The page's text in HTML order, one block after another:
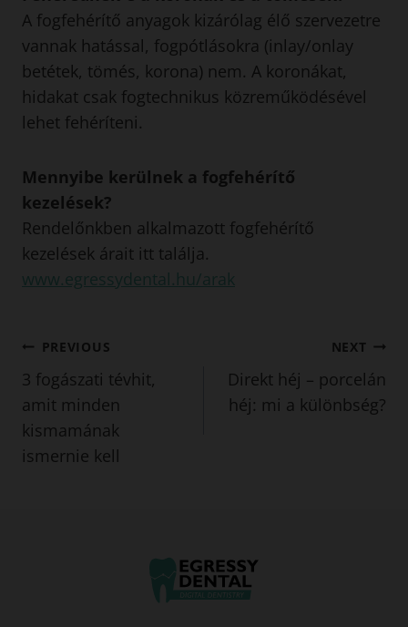
A fogfehérítő anyagok kizárólag élő szervezetre
vannak hatással, fogpótlásokra (inlay/onlay
betétek, tömés, korona) nem. A koronákat,
hidakat csak fogtechnikus közreműködésével
lehet fehéríteni.
Mennyibe kerülnek a fogfehérítő
kezelések?
Rendelőnkben alkalmazott fogfehérítő
kezelések árait itt találja.
www.egressydental.hu/arak
Bejegyzés
navigáció
PREVIOUS
3 fogászati tévhit,
amit minden
kismamának
ismernie kell
NEXT
Direkt héj – porcelán
héj: mi a különbség?